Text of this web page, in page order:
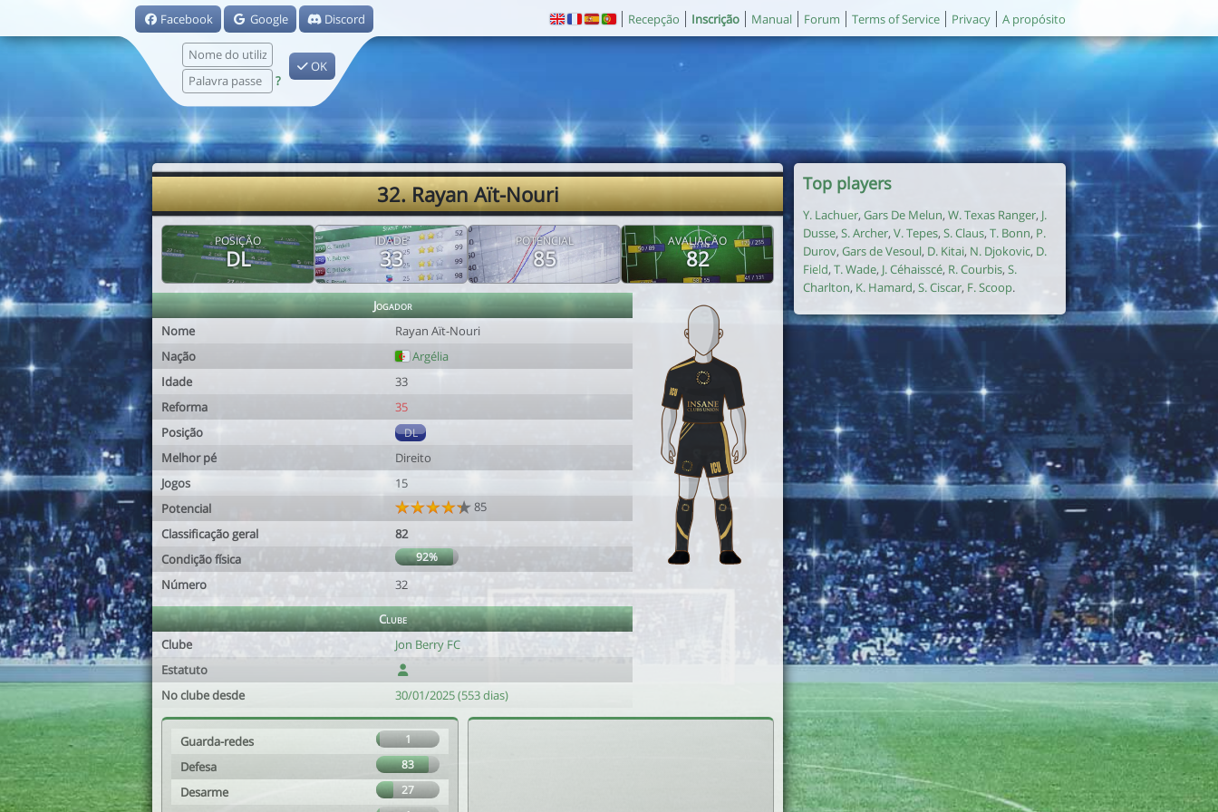
Facebook Google Discord
?
OK
Recepção Inscrição Manual Forum Terms of Service Privacy A propósito
32. Rayan Aït-Nouri
POSIÇÃO
DL
IDADE
33
POTENCIAL
85
AVALIAÇÃO
82
Jogador
Nome
Rayan Aït-Nouri
Nação
Argélia
Idade
33
Reforma
35
Posição
DL
Melhor pé
Direito
Jogos
15
Potencial
85
Classificação geral
82
Condição física
92%
Número 32
Clube
Clube
Jon Berry FC
Estatuto
No clube desde
30/01/2025 (553 dias)
Guarda-redes 1
Defesa 83
Desarme 27
Top players
Y. Lachuer, Gars De Melun, W. Texas Ranger, J.
Dusse, S. Archer, V. Tepes, S. Claus, T. Bonn, P.
Durov, Gars de Vesoul, D. Kitai, N. Djokovic, D.
Field, T. Wade, J. Céhaisscé, R. Courbis, S.
Charlton, K. Hamard, S. Ciscar, F. Scoop.